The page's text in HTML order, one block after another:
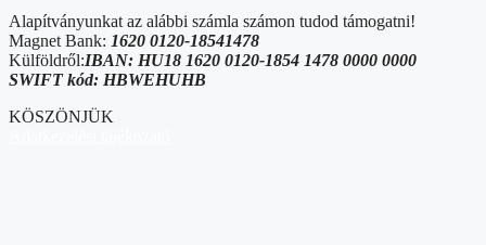
Alapítványunkat az alábbi számla számon tudod támogatni!
Magnet Bank: 1620 0120-18541478
Külföldről:IBAN: HU18 1620 0120-1854 1478 0000 0000
SWIFT kód: HBWEHUHB
KÖSZÖNJÜK